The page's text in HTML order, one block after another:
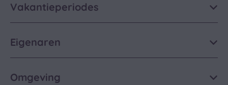
Vakantieperiodes
Eigenaren
Omgeving